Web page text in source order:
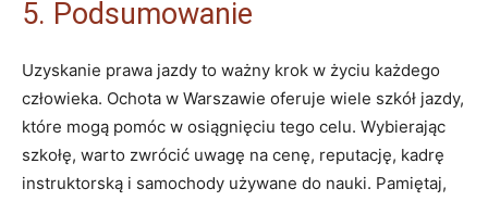
5. Podsumowanie
Uzyskanie prawa jazdy to ważny krok w życiu każdego
człowieka. Ochota w Warszawie oferuje wiele szkół jazdy,
które mogą pomóc w osiągnięciu tego celu. Wybierając
szkołę, warto zwrócić uwagę na cenę, reputację, kadrę
instruktorską i samochody używane do nauki. Pamiętaj,